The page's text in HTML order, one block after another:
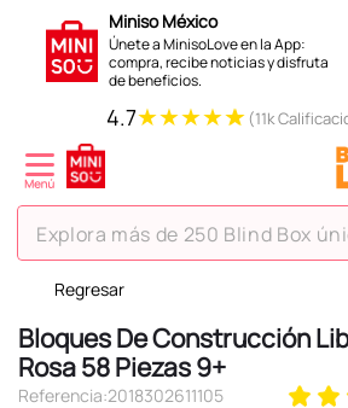
Miniso México
Únete a MinisoLove en la App:
compra, recibe noticias y disfruta
de beneficios.
4.7★★★★★ (11k
Explora más de 250 Blind Box únicos
Regresar
Bloques De Construcción
Rosa 58 Piezas 9+
Referencia:2018302611105
TÉRMINOS MÁS BUSCADOS
1.
hello kitty
2.
spiderman